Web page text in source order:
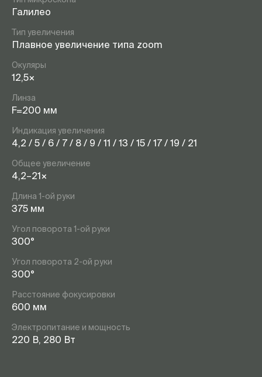
Галилео
Тип увеличения
Плавное увеличение типа zoom
Окуляры
12,5×
Линза
F=200 мм
Индикация увеличения
4,2 / 5 / 6 / 7 / 8 / 9 / 11 / 13 / 15 / 17 / 19 / 21
Общее увеличение
4,2–21×
Длина 1-ой руки
375 мм
Угол поворота 1-ой руки
300°
Угол поворота 2-ой руки
300°
Расстояние фокусировки
600 мм
Электропитание и мощность
220 В, 280 Вт